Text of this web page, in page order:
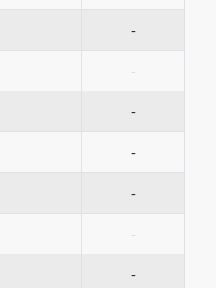
-
-
-
-
-
-
-